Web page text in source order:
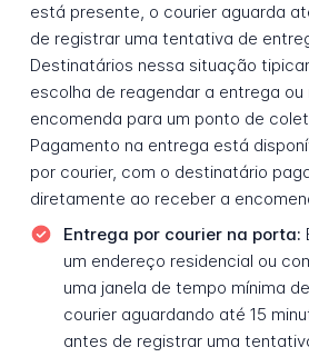
está presente, o courier aguarda
de registrar uma tentativa de
Destinatários nessa situação
escolha de reagendar a entrega ou
encomenda para um ponto de
Pagamento na entrega está
por courier, com o destinatário
diretamente ao receber a
Entrega por courier na porta:
um endereço residencial ou
uma janela de tempo mínima
courier aguardando até 15
antes de registrar uma